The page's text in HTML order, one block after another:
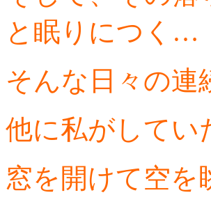
と眠りにつく…
そんな日々の連
他に私がしてい
窓を開けて空を